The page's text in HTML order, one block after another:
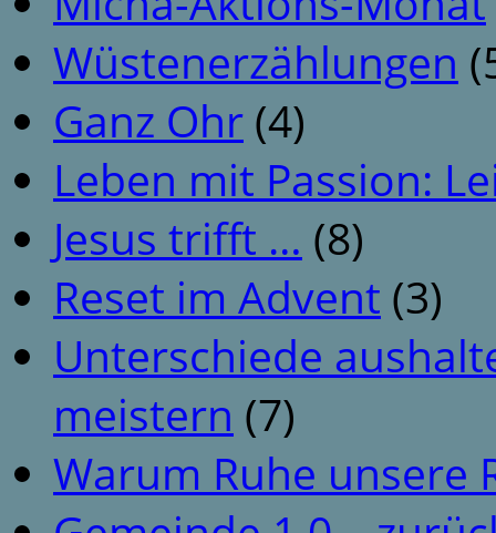
Wüstenerzählungen
Ganz Ohr (4)
Leben mit Passion:
Jesus trifft … (8)
Reset im Advent (3)
Unterschiede
meistern (7)
Warum Ruhe unsere